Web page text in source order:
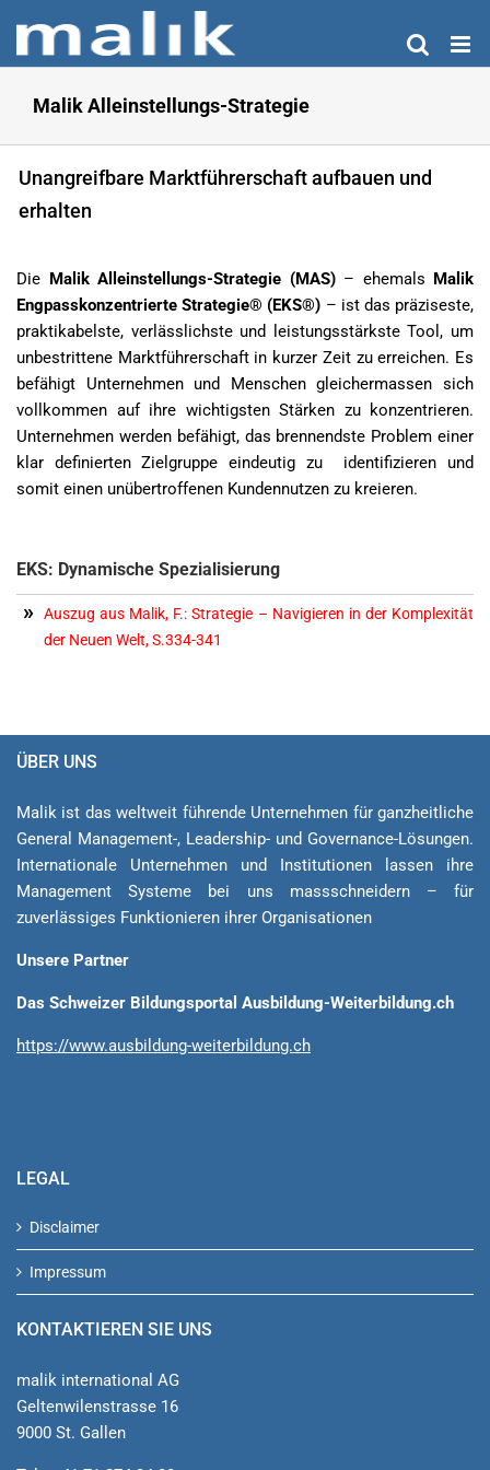
Inhalt
springen
Malik Alleinstellungs-Strategie
Unangreifbare Marktführerschaft aufbauen und
erhalten
Die Malik Alleinstellungs-Strategie (MAS)– ehemals Malik
Engpasskonzentrierte Strategie® (EKS®) – ist das präziseste,
praktikabelste, verlässlichste und leistungsstärkste Tool, um
unbestrittene Marktführerschaft in kurzer Zeit zu erreichen. Es
befähigt Unternehmen und Menschen gleichermassen sich
vollkommen auf ihre wichtigsten Stärken zu konzentrieren.
Unternehmen werden befähigt, das brennendste Problem einer
klar definierten Zielgruppe eindeutig zu identifizieren und
somit einen unübertroffenen Kundennutzen zu kreieren.
EKS: Dynamische Spezialisierung
Auszug aus Malik, F.: Strategie – Navigieren in der Komplexität
der Neuen Welt, S.334-341
ÜBER UNS
Malik ist das weltweit führende Unternehmen für ganzheitliche
General Ma­na­ge­ment-, Lea­der­ship- und Governance-Lösungen.
Internationale Unternehmen und Institutionen lassen ihre
Management Sys­teme bei uns massschneidern – für
zuverlässiges Funktionieren ihrer Organisationen
Unsere Partner
Das Schweizer Bildungsportal Ausbildung-Weiterbildung.ch
https://www.ausbildung-weiterbildung.ch
LEGAL
Disclaimer
Impressum
KONTAKTIEREN SIE UNS
malik international AG
Geltenwilenstrasse 16
9000 St. Gallen